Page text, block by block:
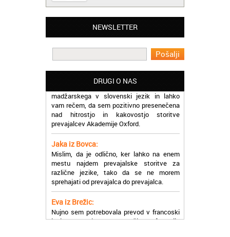
NEWSLETTER
DRUGI O NAS
Matjaž iz Ajdovščine:
Lahko pohvalim vse zaposlene v Akademiji
Oxford, ker so resnično profesionalni in
prevajalske storitve opravljajo hitro in
madžarskega v slovenski jezik in lahko
vam rečem, da sem pozitivno presenečena
nad hitrostjo in kakovostjo storitve
prevajalcev Akademije Oxford.
Jaka iz Bovca:
Mislim, da je odlično, ker lahko na enem
mestu najdem prevajalske storitve za
različne jezike, tako da se ne morem
sprehajati od prevajalca do prevajalca.
Eva iz Brežic:
Nujno sem potrebovala prevod v francoski
jezik, na spletu sem našla Oxford, jih
poklicala in v roku nekaj ur sem po